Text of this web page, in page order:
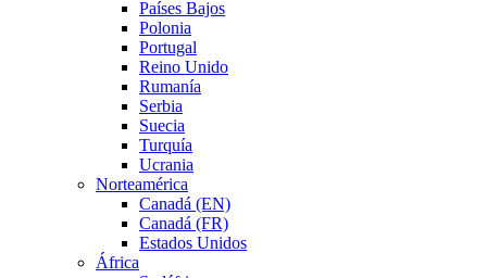
Países Bajos
Polonia
Portugal
Reino Unido
Rumanía
Serbia
Suecia
Turquía
Ucrania
Norteamérica
Canadá (EN)
Canadá (FR)
Estados Unidos
África